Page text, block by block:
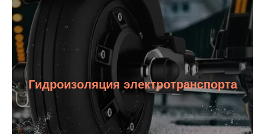
Гидроизоляция электротранспорта